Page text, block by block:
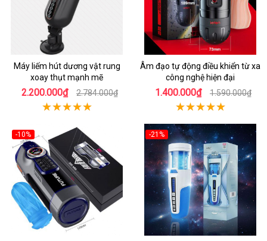
Máy liếm hút dương vật rung
xoay thụt mạnh mẽ
2.200.000₫ 2.784.000₫
Âm đạo tự động điều khiển từ xa
công nghệ hiện đại
1.400.000₫ 1.590.000₫
-10% -21%